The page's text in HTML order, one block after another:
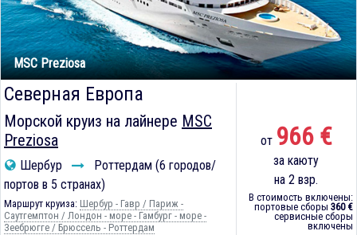
MSC Preziosa
Северная Европа
Морской круиз на лайнере MSC
Preziosa
Шербур
Роттердам (6 городов/
портов в 5 странах)
Маршрут круиза: Шербур - Гавр / Париж -
Саутгемптон / Лондон - море - Гамбург - море -
Зеебрюгге / Брюссель - Роттердам
от 966 €
за каюту
на 2 взр.
В стоимость включены:
портовые сборы 360 €
сервисные сборы
включены